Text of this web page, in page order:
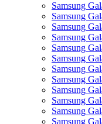
Samsung
Samsung
Samsung
Samsung
Samsung
Samsung
Samsung
Samsung
Samsung
Samsung
Samsung
Samsung